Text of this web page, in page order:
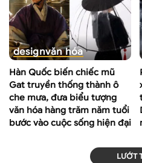
designvăn hóa
Hàn Quốc biến chiếc mũ
Gat truyền thống thành ô
che mưa, đưa biểu tượng
văn hóa hàng trăm năm tuổi
bước vào cuộc sống hiện đại
LƯỚT